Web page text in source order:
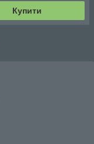
Купити